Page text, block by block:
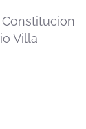
Villa